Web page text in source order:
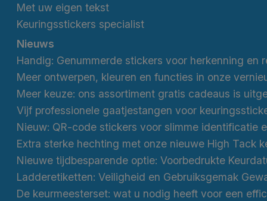
Met uw eigen tekst
Keuringsstickers specialist
Nieuws
Meer keuze: ons assortiment gratis cadeaus is
Vijf professionele gaatjestangen voor
Nieuwe tijdbesparende optie: Voorbedrukte
Ladderetiketten: Veiligheid en Gebruiksgemak